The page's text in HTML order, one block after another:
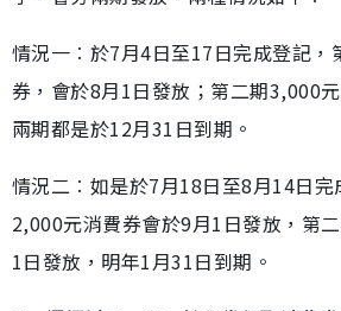
情況一︰於7月4日至17日完成登記，
券，會於8月1日發放；第二期3,000
兩期都是於12月31日到期。
情況二︰如是於7月18日至8月14日完
2,000元消費券會於9月1日發放，第
1日發放，明年1月31日到期。